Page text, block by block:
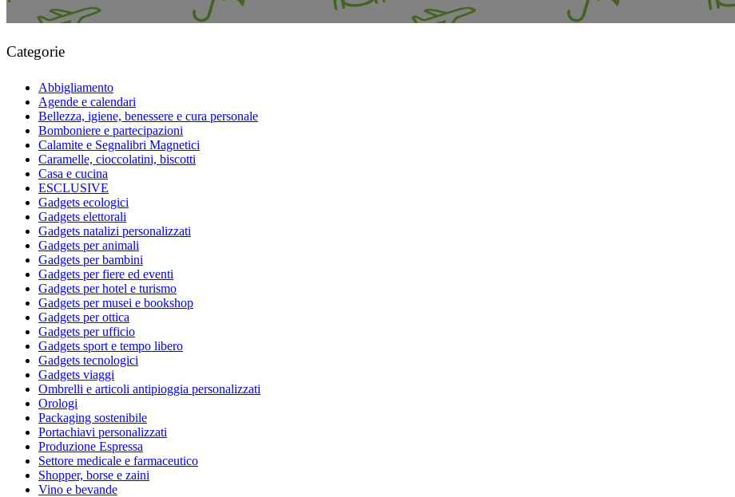
Categorie
Abbigliamento
Agende e calendari
Bellezza, igiene, benessere e cura personale
Bomboniere e partecipazioni
Calamite e Segnalibri Magnetici
Caramelle, cioccolatini, biscotti
Casa e cucina
ESCLUSIVE
Gadgets ecologici
Gadgets elettorali
Gadgets natalizi personalizzati
Gadgets per animali
Gadgets per bambini
Gadgets per fiere ed eventi
Gadgets per hotel e turismo
Gadgets per musei e bookshop
Gadgets per ottica
Gadgets per ufficio
Gadgets sport e tempo libero
Gadgets tecnologici
Gadgets viaggi
Ombrelli e articoli antipioggia personalizzati
Orologi
Packaging sostenibile
Portachiavi personalizzati
Produzione Espressa
Settore medicale e farmaceutico
Shopper, borse e zaini
Vino e bevande